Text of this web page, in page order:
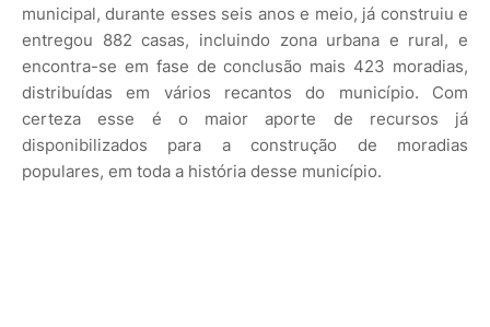
municipal, durante esses seis anos e meio, já construiu e
entregou 882 casas, incluindo zona urbana e rural, e
encontra-se em fase de conclusão mais 423 moradias,
distribuídas em vários recantos do município. Com
certeza esse é o maior aporte de recursos já
disponibilizados para a construção de moradias
populares, em toda a história desse município.